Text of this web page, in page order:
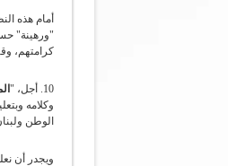
أمام هذه
"ورهينة"
كرامتهم،
10. أجل، "
وكلامه
الوطن
ويجدر أن